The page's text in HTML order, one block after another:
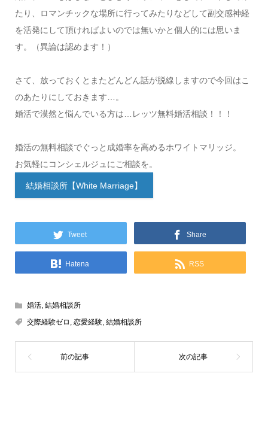
たり、ロマンチックな場所に行ってみたりなどして副交感神経
を活発にして頂ければよいのでは無いかと個人的には思いま
す。（異論は認めます！）
さて、放っておくとまたどんどん話が脱線しますので今回はこ
のあたりにしておきます…。
婚活で漠然と悩んでいる方は…レッツ無料婚活相談！！！
婚活の無料相談でぐっと成婚率を高めるホワイトマリッジ。
お気軽にコンシェルジュにご相談を。
結婚相談所【White Marriage】
Tweet Share
Hatena RSS
婚活, 結婚相談所
交際経験ゼロ , 恋愛経験, 結婚相談所